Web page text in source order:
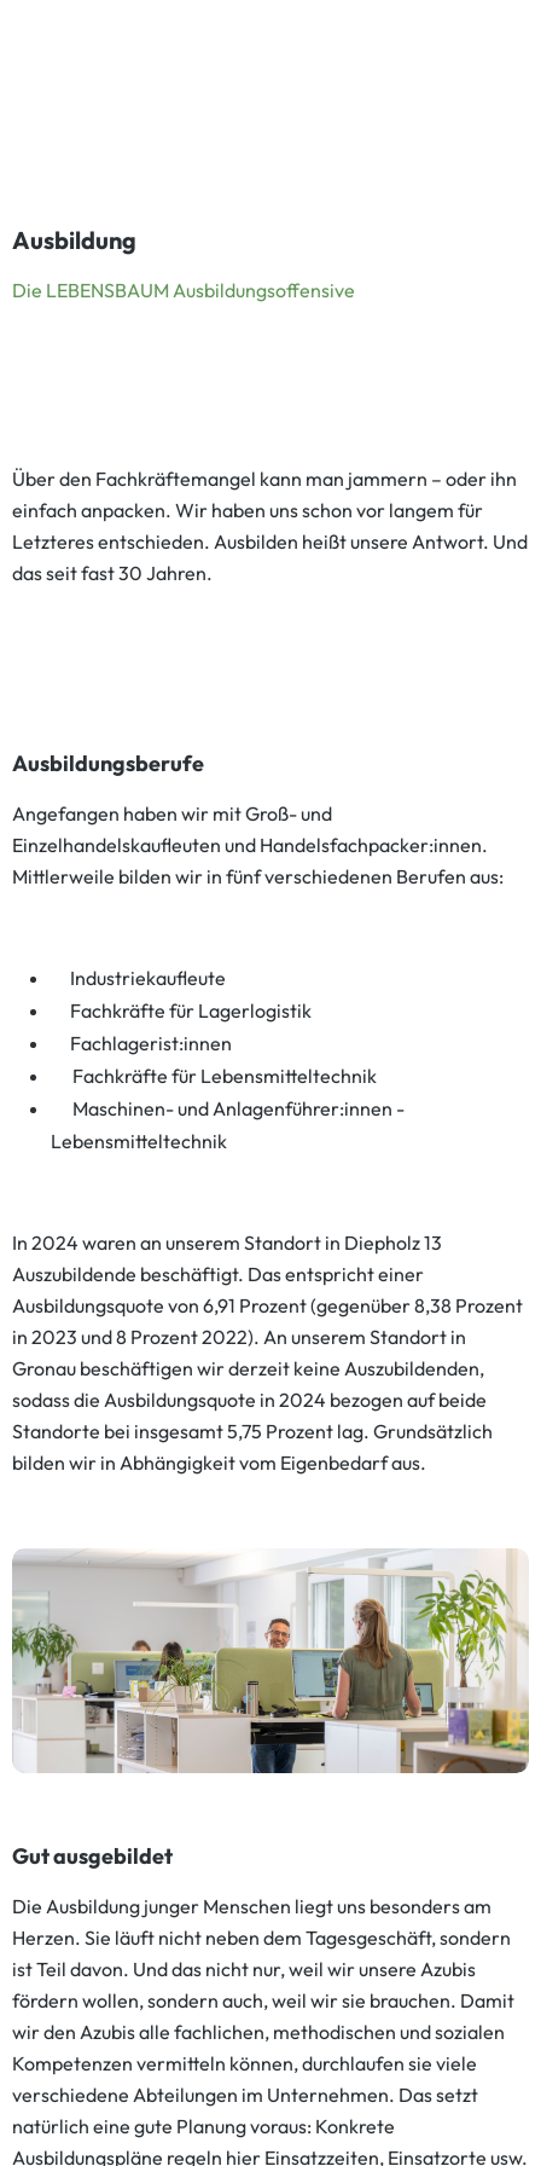
Ausbildung
Die LEBENSBAUM Ausbildungsoffensive
Über den Fachkräftemangel kann man jammern – oder ihn
einfach anpacken. Wir haben uns schon vor langem für
Letzteres entschieden. Ausbilden heißt unsere Antwort. Und
das seit fast 30 Jahren.
Ausbildungsberufe
Angefangen haben wir mit Groß- und
Einzelhandelskaufleuten und Handelsfachpacker:innen.
Mittlerweile bilden wir in fünf verschiedenen Berufen aus:
Industriekaufleute
Fachkräfte für Lagerlogistik
Fachlagerist:innen
Fachkräfte für Lebensmitteltechnik
Maschinen- und Anlagenführer:innen -
Lebensmitteltechnik
In 2024 waren an unserem Standort in Diepholz 13
Auszubildende beschäftigt. Das entspricht einer
Ausbildungsquote von 6,91 Prozent (gegenüber 8,38 Prozent
in 2023 und 8 Prozent 2022). An unserem Standort in
Gronau beschäftigen wir derzeit keine Auszubildenden,
sodass die Ausbildungsquote in 2024 bezogen auf beide
Standorte bei insgesamt 5,75 Prozent lag. Grundsätzlich
bilden wir in Abhängigkeit vom Eigenbedarf aus.
Gut ausgebildet
Die Ausbildung junger Menschen liegt uns besonders am
Herzen. Sie läuft nicht neben dem Tagesgeschäft, sondern
ist Teil davon. Und das nicht nur, weil wir unsere Azubis
fördern wollen, sondern auch, weil wir sie brauchen. Damit
wir den Azubis alle fachlichen, methodischen und sozialen
Kompetenzen vermitteln können, durchlaufen sie viele
verschiedene Abteilungen im Unternehmen. Das setzt
natürlich eine gute Planung voraus: Konkrete
Ausbildungspläne regeln hier Einsatzzeiten, Einsatzorte usw.